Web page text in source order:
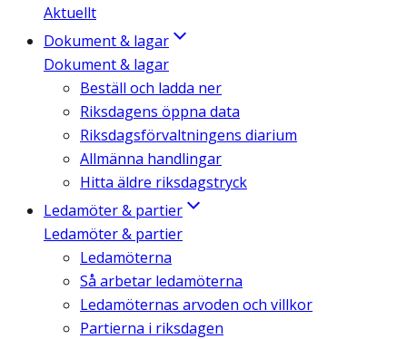
Aktuellt
Dokument & lagar
Dokument & lagar
Beställ och ladda ner
Riksdagens öppna data
Riksdagsförvaltningens diarium
Allmänna handlingar
Hitta äldre riksdagstryck
Ledamöter & partier
Ledamöter & partier
Ledamöterna
Så arbetar ledamöterna
Ledamöternas arvoden och villkor
Partierna i riksdagen